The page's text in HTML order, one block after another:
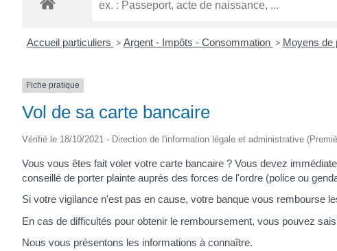
Accueil particuliers > Argent - Impôts - Consommation > Moyens de
Fiche pratique
Vol de sa carte bancaire
Vérifié le 18/10/2021 - Direction de l'information légale et administrative
Vous vous êtes fait voler votre carte bancaire ? Vous devez
conseillé de porter plainte auprès des forces de l'ordre (police ou
Si votre vigilance n'est pas en cause, votre banque vous rembourse
En cas de difficultés pour obtenir le remboursement, vous pouvez
Nous vous présentons les informations à connaître.